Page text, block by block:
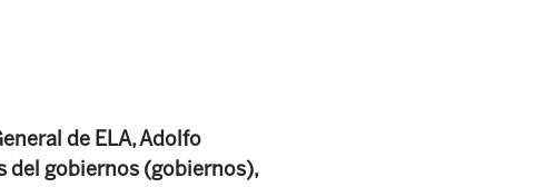
de ELA, Adolfo
del gobiernos (gobiernos),